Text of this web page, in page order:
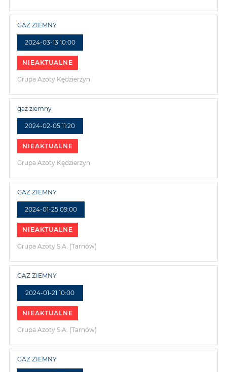
2024-03-13 10:00
GAZ ZIEMNY
NIEAKTUALNE
Grupa Azoty Kędzierzyn
2024-02-05 11:20
gaz ziemny
NIEAKTUALNE
Grupa Azoty Kędzierzyn
2024-01-25 09:00
GAZ ZIEMNY
NIEAKTUALNE
Grupa Azoty S.A. (Tarnów)
2024-01-21 10:00
GAZ ZIEMNY
NIEAKTUALNE
Grupa Azoty S.A. (Tarnów)
GAZ ZIEMNY